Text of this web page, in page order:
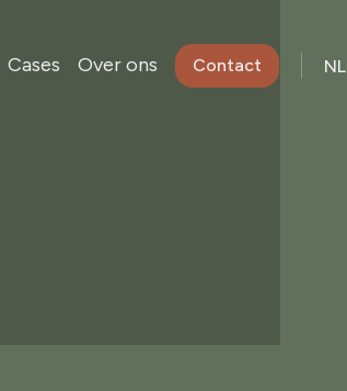
Cases Over ons Contact NL